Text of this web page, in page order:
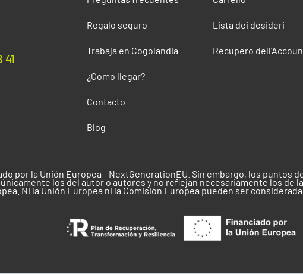
41
Regalo seguro
Trabaja en Cogolandia
¿Como llegar?
Contacto
Blog
Lista dei desideri
Recupero
por la Unión Europea - NextGenerationEU. Sin embargo, los puntos
los del autor o autores y no reflejan necesariamente los de
Ni la Unión Europea ni la Comisión Europea pueden ser